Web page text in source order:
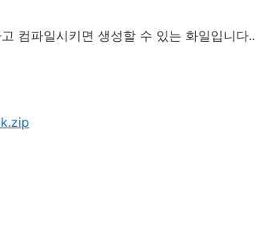
컴파일시키면 생성할 수 있는 화일입니다..